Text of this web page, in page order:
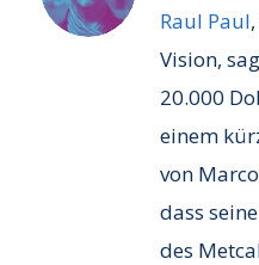
Raul Paul
Vision,
20.000
einem
von
dass
des